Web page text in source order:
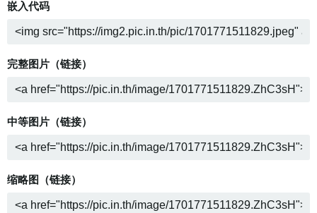
嵌入代码
完整图片（链接）
中等图片（链接）
缩略图（链接）